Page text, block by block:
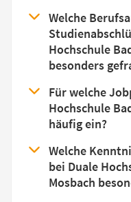
Welche
Hochschule
besonders
Für welche
Hochschule
häufig ein?
Welche
bei Duale
Mosbach